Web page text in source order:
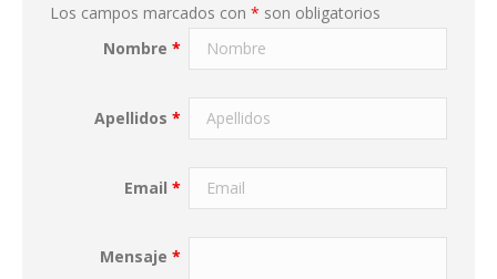
Los campos marcados con * son obligatorios
Nombre*
Apellidos*
Email*
Mensaje*